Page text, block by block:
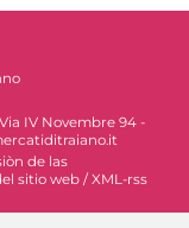
IV Novembre 94 -
de las
sitio web / XML-rss